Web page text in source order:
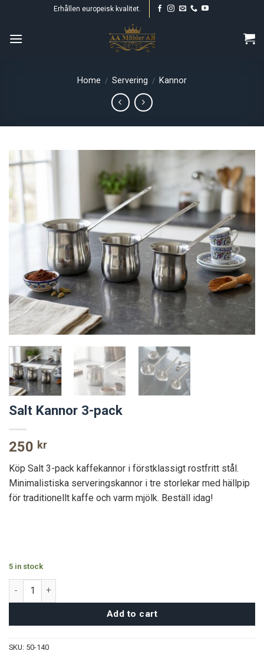
content
Erhållen europeisk kvalitet.
Home / Servering / Kannor
Salt Kannor 3-pack
250 kr
Köp Salt 3-pack kaffekannor i förstklassigt rostfritt stål.
Minimalistiska serveringskannor i tre storlekar med hällpip
för traditionellt kaffe och varm mjölk. Beställ idag!
5 in stock
Salt Kannor 3-pack quantity
Add to cart
SKU: 50-140